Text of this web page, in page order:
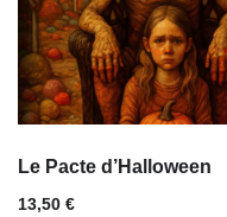
Le Pacte d’Halloween
13,50 €